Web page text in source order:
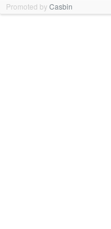
Promoted byCasbin